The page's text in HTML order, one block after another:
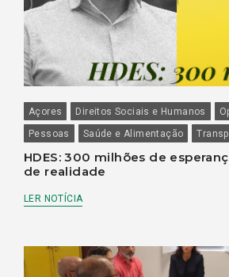
Açores Direitos Sociais e Humanos
Pessoas
Saúde e Alimentação
HDES: 300 milhões de
de realidade
LER NOTÍCIA